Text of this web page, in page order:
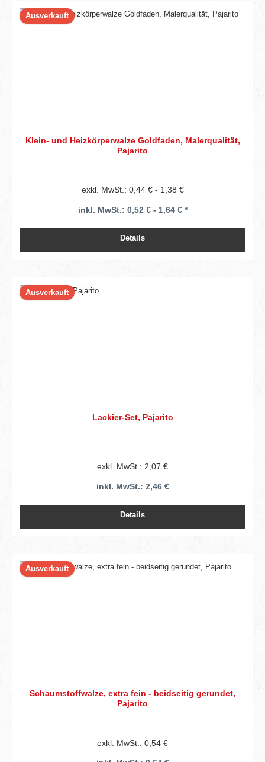
Ausverkauft
Klein- und Heizkörperwalze Goldfaden, Malerqualität,
Pajarito
exkl. MwSt.: 0,44 € - 1,38 €
inkl. MwSt.: 0,52 € - 1,64 € *
Details
Ausverkauft
Lackier-Set, Pajarito
exkl. MwSt.: 2,07 €
inkl. MwSt.: 2,46 €
Details
Ausverkauft
Schaumstoffwalze, extra fein - beidseitig gerundet,
Pajarito
exkl. MwSt.: 0,54 €